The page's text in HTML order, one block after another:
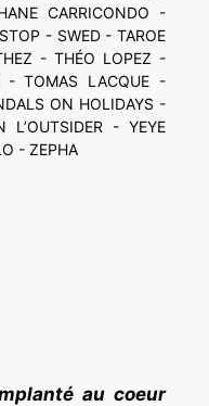
CARRICONDO -
- SWED - TAROE
- THÉO LOPEZ -
TOMAS LACQUE -
ON HOLIDAYS -
- YEYE
- ZEPHA
au coeur